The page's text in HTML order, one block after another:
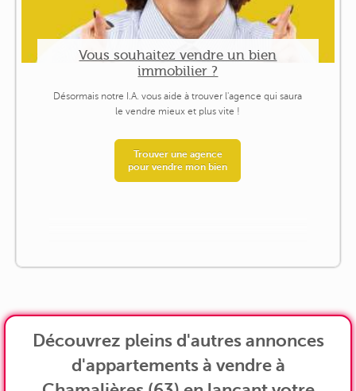
Vous souhaitez vendre un bien
immobilier ?
Désormais notre I.A. vous aide à trouver l'agence qui saura
le vendre mieux et plus vite !
Trouver une agence
pour vendre mon bien
Découvrez pleins d'autres annonces
d'appartements à vendre à